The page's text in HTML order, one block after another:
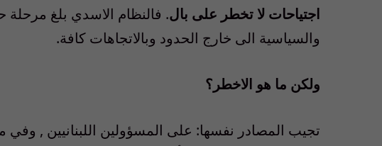
اجتياحات لا تخطر على بال. فالنظام الاسدي بلغ مرحلة
والسياسية الى خارج الحدود وبالاتجاهات كافة.
ولكن ما هو الاخطر؟
تجيب المصادر نفسها: على المسؤولين اللبنانيين , وفي